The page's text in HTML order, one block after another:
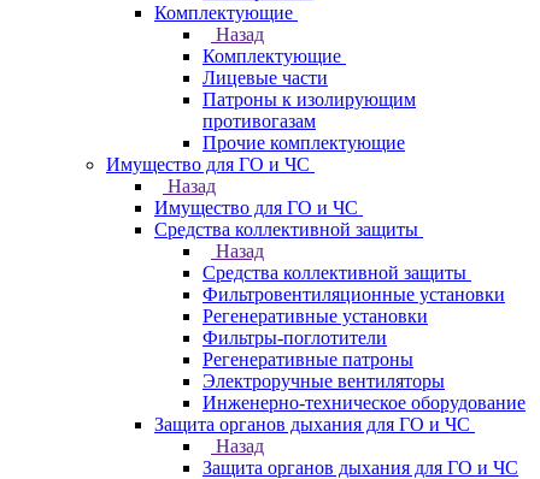
Комплектующие
Назад
Комплектующие
Лицевые части
Патроны к изолирующим
противогазам
Прочие комплектующие
Имущество для ГО и ЧС
Назад
Имущество для ГО и ЧС
Средства коллективной защиты
Назад
Средства коллективной защиты
Фильтровентиляционные установки
Регенеративные установки
Фильтры-поглотители
Регенеративные патроны
Электроручные вентиляторы
Инженерно-техническое оборудование
Защита органов дыхания для ГО и ЧС
Назад
Защита органов дыхания для ГО и ЧС